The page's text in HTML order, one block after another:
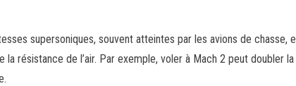
supersoniques, souvent atteintes par les avions de chasse,
résistance de l’air. Par exemple, voler à Mach 2 peut doubler la